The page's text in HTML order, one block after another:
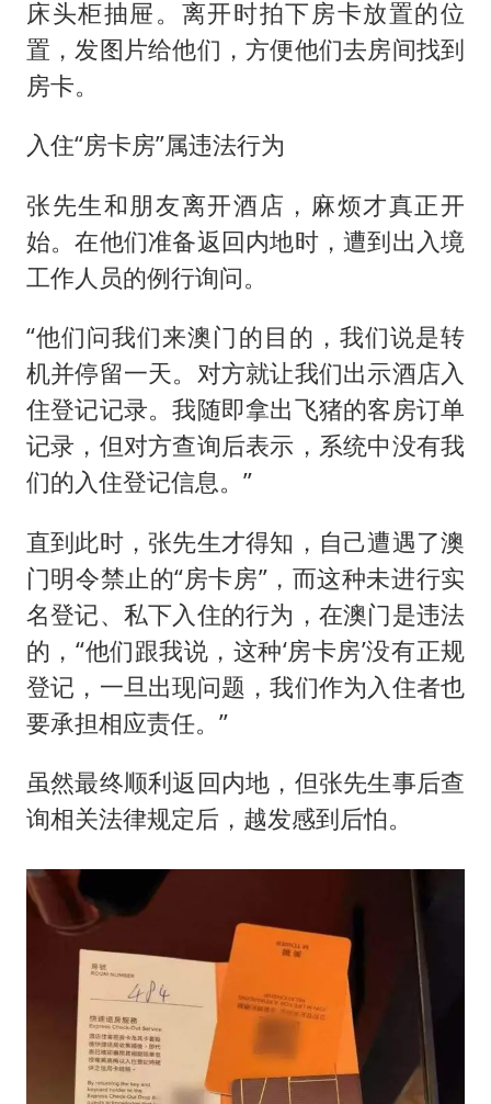
床头柜抽屉。离开时拍下房卡放置的位
置，发图片给他们，方便他们去房间找到
房卡。
入住“房卡房”属违法行为
张先生和朋友离开酒店，麻烦才真正开
始。在他们准备返回内地时，遭到出入境
工作人员的例行询问。
“他们问我们来澳门的目的，我们说是转
机并停留一天。对方就让我们出示酒店入
住登记记录。我随即拿出飞猪的客房订单
记录，但对方查询后表示，系统中没有我
们的入住登记信息。”
直到此时，张先生才得知，自己遭遇了澳
门明令禁止的“房卡房”，而这种未进行实
名登记、私下入住的行为，在澳门是违法
的，“他们跟我说，这种‘房卡房’没有正规
登记，一旦出现问题，我们作为入住者也
要承担相应责任。”
虽然最终顺利返回内地，但张先生事后查
询相关法律规定后，越发感到后怕。